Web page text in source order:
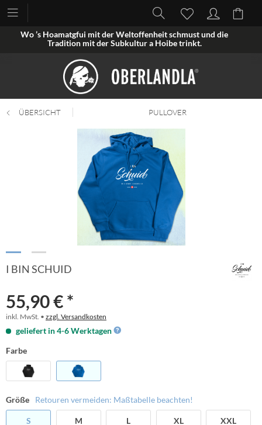
Wo ’s Hoamatgfui mit der Weltoffenheit schmust und die
Tradition mit der Subkultur a Hoibe trinkt.
ÜBERSICHT PULLOVER
I BIN SCHUID
55,90 € *
inkl. MwSt. • zzgl. Versandkosten
geliefert in 4-6 Werktagen
Farbe
Größe Retouren vermeiden: Maßtabelle beachten!
S M L XL XXL